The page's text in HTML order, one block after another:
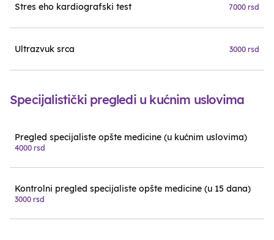
Stres eho kardiografski test 7000 rsd
Ultrazvuk srca 3000 rsd
Specijalistički pregledi u kućnim uslovima
Pregled specijaliste opšte medicine (u kućnim uslovima)
4000 rsd
Kontrolni pregled specijaliste opšte medicine (u 15 dana)
3000 rsd